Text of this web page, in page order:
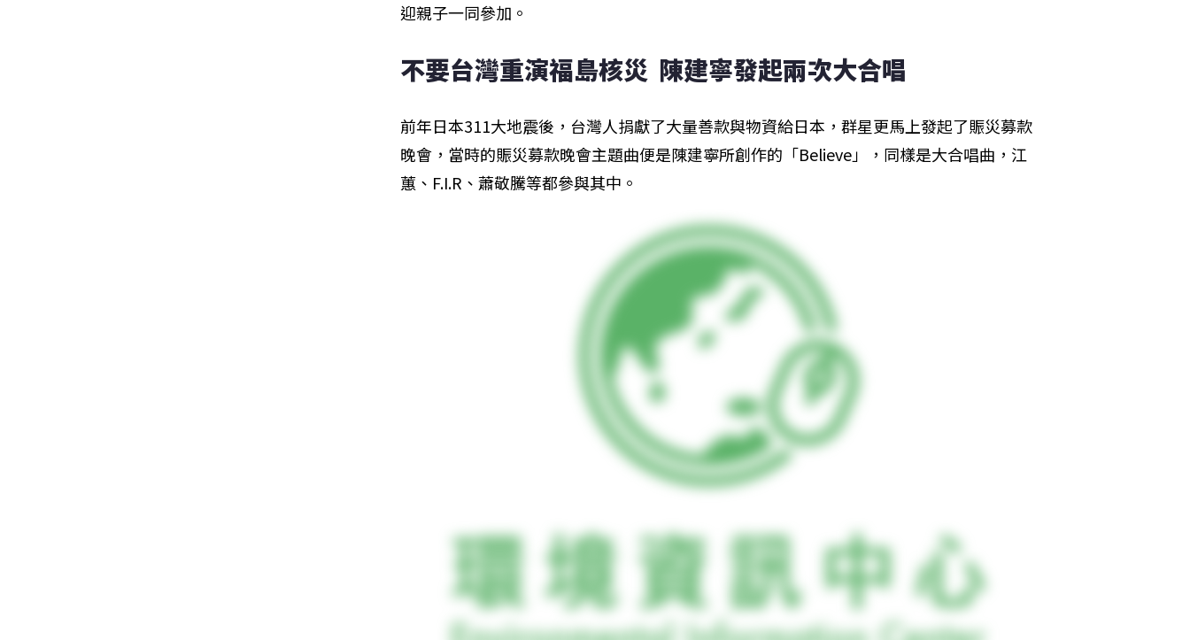
迎親子一同參加。
不要台灣重演福島核災  陳建寧發起兩次大合唱
前年日本311大地震後，台灣人捐獻了大量善款與物資給日本，群星更馬上發起了賑災募款
晚會，當時的賑災募款晚會主題曲便是陳建寧所創作的「Believe」，同樣是大合唱曲，江
蕙、F.I.R、蕭敬騰等都參與其中。